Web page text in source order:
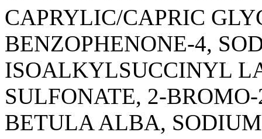
CAPRYLIC/CAPRIC
BENZOPHENONE-4,
ISOALKYLSUCCINYL
SULFONATE, 2-
BETULA ALBA,